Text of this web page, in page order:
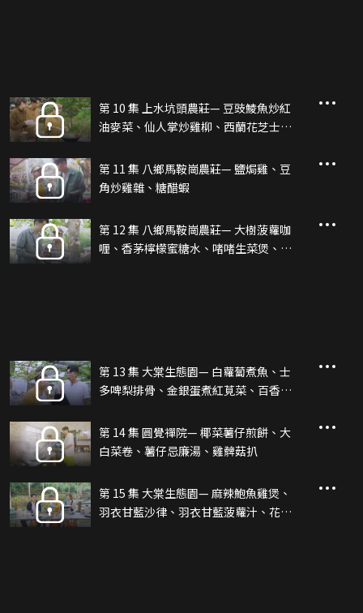
第 10 集 上水坑頭農莊— 豆豉鯪魚炒紅
油麥菜、仙人掌炒雞柳、西蘭花芝士薄
第 11 集 八鄉馬鞍崗農莊— 鹽焗雞、豆
角炒雞雜、糖醋蝦
第 12 集 八鄉馬鞍崗農莊— 大樹菠蘿咖
喱、香茅檸檬蜜糖水、啫啫生菜煲、欖
第 13 集 大棠生態園— 白蘿蔔煮魚、士
多啤梨排骨、金銀蛋煮紅莧菜、百香果
第 14 集 圓覺禪院— 椰菜薯仔煎餅、大
白菜卷、薯仔忌廉湯、雞髀菇扒
第 15 集 大棠生態園— 麻辣鮑魚雞煲、
羽衣甘藍沙律、羽衣甘藍菠蘿汁、花生